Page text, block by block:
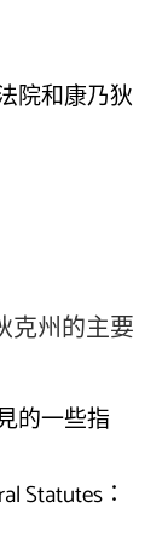
院和康乃狄
克州的主要
的一些指
Statutes：